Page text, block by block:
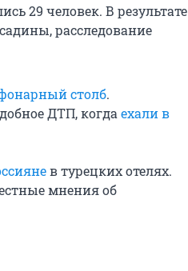
29 человек. В результате
расследование
столб.
ДТП, когда ехали в
в турецких отелях.
мнения об